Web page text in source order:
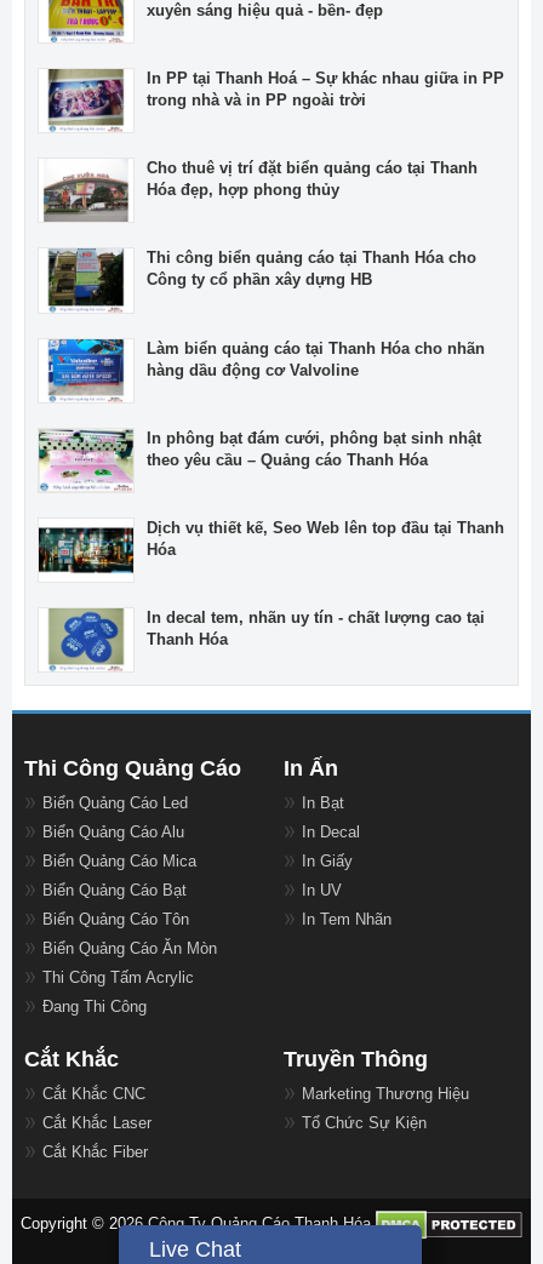
xuyên sáng hiệu quả - bền- đẹp
In PP tại Thanh Hoá – Sự khác nhau giữa in PP
trong nhà và in PP ngoài trời
Cho thuê vị trí đặt biển quảng cáo tại Thanh
Hóa đẹp, hợp phong thủy
Thi công biển quảng cáo tại Thanh Hóa cho
Công ty cổ phần xây dựng HB
Làm biển quảng cáo tại Thanh Hóa cho nhãn
hàng dầu động cơ Valvoline
In phông bạt đám cưới, phông bạt sinh nhật
theo yêu cầu – Quảng cáo Thanh Hóa
Dịch vụ thiết kế, Seo Web lên top đầu tại Thanh
Hóa
In decal tem, nhãn uy tín - chất lượng cao tại
Thanh Hóa
Thi Công Quảng Cáo
Biển Quảng Cáo Led
Biển Quảng Cáo Alu
Biển Quảng Cáo Mica
Biển Quảng Cáo Bạt
Biển Quảng Cáo Tôn
Biển Quảng Cáo Ăn Mòn
Thi Công Tấm Acrylic
Đang Thi Công
In Ấn
In Bạt
In Decal
In Giấy
In UV
In Tem Nhãn
Cắt Khắc
Cắt Khắc CNC
Cắt Khắc Laser
Cắt Khắc Fiber
Truyền Thông
Marketing Thương Hiệu
Tổ Chức Sự Kiện
Copyright © 2026 Công Ty Quảng Cáo Thanh Hóa
Live Chat